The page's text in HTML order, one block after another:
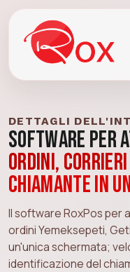
DETTAGLI
Software per
Ordini,
chiamante in
Il software RoxPos per
ordini Yemeksepeti,
un'unica schermata;
identificazione del